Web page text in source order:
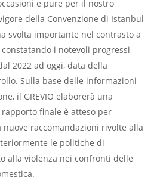
e pure per il nostro
della Convenzione di Istanbul
svolta importante nel contrasto a
i notevoli progressi
2022 ad oggi, data della
Sulla base delle informazioni
il GREVIO elaborerà una
finale è atteso per
nuove raccomandazioni rivolte alla
le politiche di
alla violenza nei confronti delle